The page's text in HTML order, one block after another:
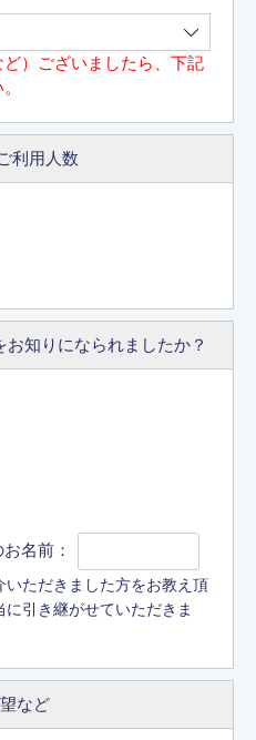
）ございましたら、下記
利用人数
お知りになられましたか？
名前：
いただきました方をお教え頂
引き継がせていただきま
など